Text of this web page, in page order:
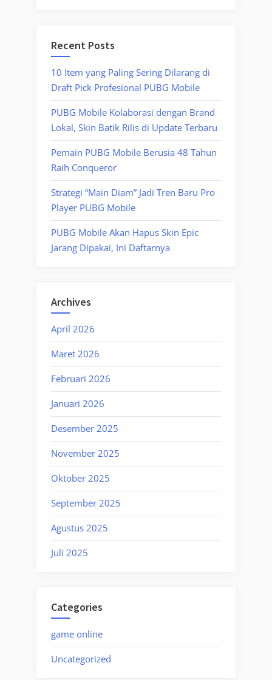
Recent Posts
10 Item yang Paling Sering Dilarang di
Draft Pick Profesional PUBG Mobile
PUBG Mobile Kolaborasi dengan Brand
Lokal, Skin Batik Rilis di Update Terbaru
Pemain PUBG Mobile Berusia 48 Tahun
Raih Conqueror
Strategi “Main Diam” Jadi Tren Baru Pro
Player PUBG Mobile
PUBG Mobile Akan Hapus Skin Epic
Jarang Dipakai, Ini Daftarnya
Archives
April 2026
Maret 2026
Februari 2026
Januari 2026
Desember 2025
November 2025
Oktober 2025
September 2025
Agustus 2025
Juli 2025
Categories
game online
Uncategorized